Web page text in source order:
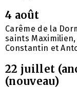
4 août
Carême de la
saints
Constantin et
22 juillet
(nouveau)